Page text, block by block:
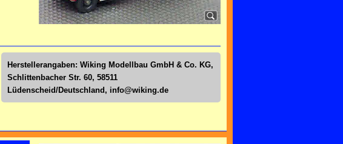
Herstellerangaben: Wiking Modellbau GmbH & Co. KG,
Schlittenbacher Str. 60, 58511
Lüdenscheid/Deutschland, info@wiking.de